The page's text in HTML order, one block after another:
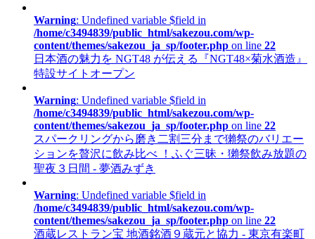
Warning: Undefined variable $field in
/home/c3494839/public_html/sakezou.com/wp-
content/themes/sakezou_ja_sp/footer.php on line 22
日本酒の魅力を NGT48 が伝える『NGT48×菊水酒造』
特設サイトオープン
Warning: Undefined variable $field in
/home/c3494839/public_html/sakezou.com/wp-
content/themes/sakezou_ja_sp/footer.php on line 22
スパークリングから磨き二割三分まで獺祭のバリエー
ションを贅沢に飲み比べ ！ふぐ三昧・獺祭飲み放題の
聖夜３日間 - 夢酒みずき
Warning: Undefined variable $field in
/home/c3494839/public_html/sakezou.com/wp-
content/themes/sakezou_ja_sp/footer.php on line 22
酒蔵レストラン宝 地酒銘酒９蔵元と協力 - 東京有楽町